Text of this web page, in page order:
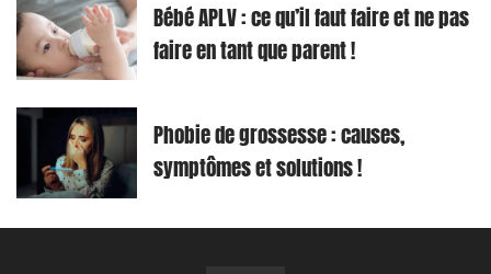
Bébé APLV : ce qu’il faut faire et ne pas
faire en tant que parent !
Phobie de grossesse : causes,
symptômes et solutions !